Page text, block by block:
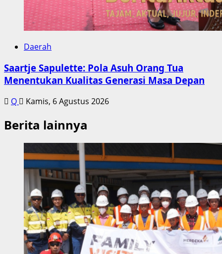
Daerah
Saartje Sapulette: Pola Asuh Orang Tua
Menentukan Kualitas Generasi Masa Depan
Q Kamis, 6 Agustus 2026
Berita lainnya